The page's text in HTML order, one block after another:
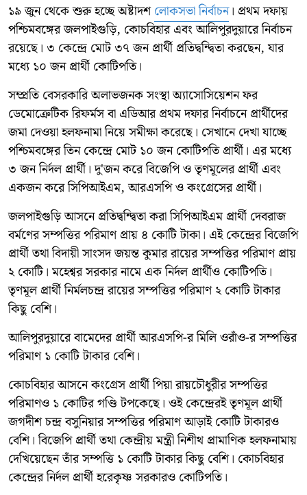
১৯ জুন থেকে শুরু হচ্ছে অষ্টাদশলোকসভা নির্বাচন। প্রথম দফায়
পশ্চিমবঙ্গের জলপাইগুড়ি, কোচবিহার এবং আলিপুরদুয়ারে নির্বাচন
রয়েছে। ৩ কেন্দ্রে মোট ৩৭ জন প্রার্থী প্রতিদ্বন্দ্বিতা করছেন, যার
মধ্যে ১০ জন প্রার্থী কোটিপতি।
সম্প্রতি বেসরকারি অলাভজনক সংস্থা অ্যাসোসিয়েশন ফর
ডেমোক্রেটিক রিফর্মস বা এডিআর প্রথম দফার নির্বাচনে প্রার্থীদের
জমা দেওয়া হলফনামা নিয়ে সমীক্ষা করেছে। সেখানে দেখা যাচ্ছে
পশ্চিমবঙ্গের তিন কেন্দ্রে মোট ১০ জন কোটিপতি প্রার্থী। এর মধ্যে
৩ জন নির্দল প্রার্থী। দু'জন করে বিজেপি ও তৃণমূলের প্রার্থী এবং
একজন করে সিপিআইএম, আরএসপি ও কংগ্রেসের প্রার্থী।
জলপাইগুড়ি আসনে প্রতিদ্বন্দ্বিতা করা সিপিআইএম প্রার্থী দেবরাজ
বর্মণের সম্পত্তির পরিমাণ প্রায় ৪ কোটি টাকা। এই কেন্দ্রের বিজেপি
প্রার্থী তথা বিদায়ী সাংসদ জয়ন্ত কুমার রায়ের সম্পত্তির পরিমাণ প্রায়
২ কোটি। মহেশ্বর সরকার নামে এক নির্দল প্রার্থীও কোটিপতি।
তৃণমূল প্রার্থী নির্মলচন্দ্র রায়ের সম্পত্তির পরিমাণ ২ কোটি টাকার
কিছু বেশি।
আলিপুরদুয়ারে বামেদের প্রার্থী আরএসপি-র মিলি ওরাঁও-র সম্পত্তির
পরিমাণ ১ কোটি টাকার বেশি।
কোচবিহার আসনে কংগ্রেস প্রার্থী পিয়া রায়চৌধুরীর সম্পত্তির
পরিমাণও ১ কোটির গণ্ডি টপকেছে। ওই কেন্দ্রেরই তৃণমূল প্রার্থী
জগদীশ চন্দ্র বসুনিয়ার সম্পত্তির পরিমাণ আড়াই কোটি টাকারও
বেশি। বিজেপি প্রার্থী তথা কেন্দ্রীয় মন্ত্রী নিশীথ প্রামাণিক হলফনামায়
দেখিয়েছেন তাঁর সম্পত্তি ১ কোটি টাকার কিছু বেশি। কোচবিহার
কেন্দ্রের নির্দল প্রার্থী হরেকৃষ্ণ সরকারও কোটিপতি।